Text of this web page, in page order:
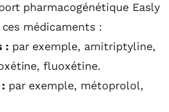
pharmacogénétique Easly
médicaments :
:par exemple, amitriptyline,
fluoxétine.
par exemple, métoprolol,